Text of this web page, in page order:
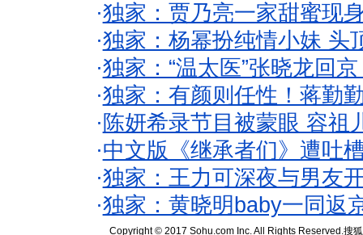
·独家：贾乃亮一家甜蜜现
·独家：杨幂扮纯情小妹 头
·独家：“温太医”张晓龙回
·独家：有颜则任性！蒋勤
· 陈妍希录节目被蒙眼 容祖
·中文版《继承者们》遭吐
·独家：王力可深夜与男友
·独家：黄晓明baby一同返
Copyright © 2017 Sohu.com Inc. All Rights Reserved.搜